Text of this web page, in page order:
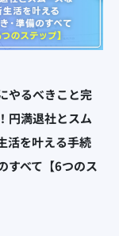
やるべきこと完
円満退社とスム
活を叶える手続
すべて【6つのス